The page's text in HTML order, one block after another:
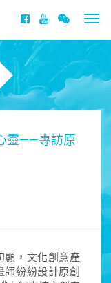
靈——專訪原
顯，文化創意產
紛紛設計原創